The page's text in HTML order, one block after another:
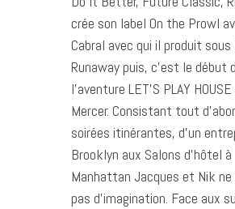
crée son label On the Prowl
Cabral avec qui il produit sous
Runaway puis, c’est le début
l’aventure LET’S PLAY
Mercer. Consistant tout
soirées itinérantes, d’un
Brooklyn aux Salons d’hôtel à
Manhattan Jacques et Nik
pas d’imagination. Face aux